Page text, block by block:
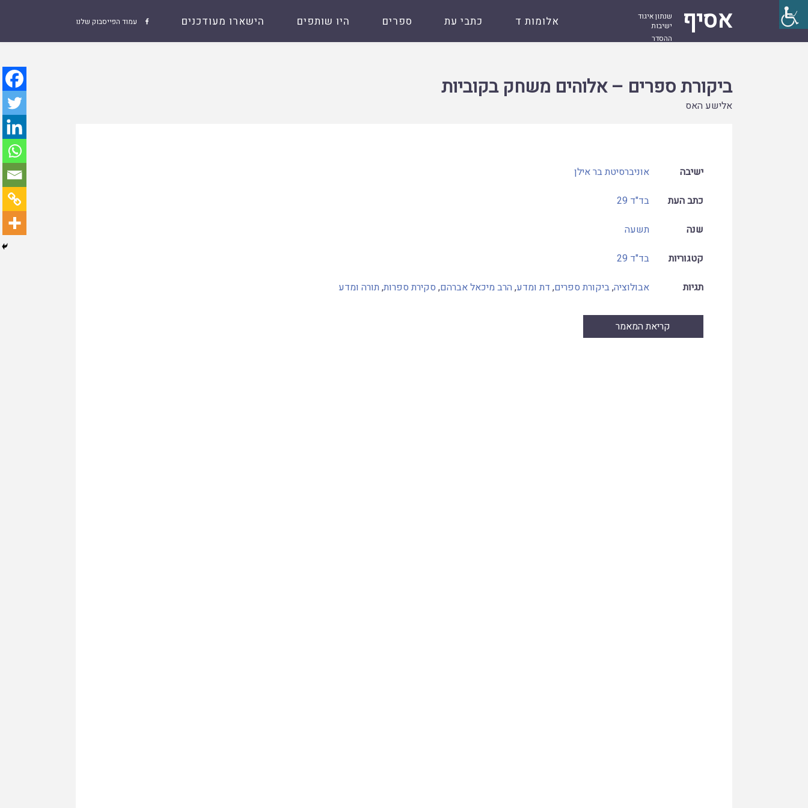
אסיף
שנתון איגוד
ישיבות
ההסדר
 עמוד הפייסבוק שלנו אלומות ד כתבי עת ספרים היו שותפים הישארו מעודכנים
ביקורת ספרים – אלוהים משחק בקוביות
אלישע האס
ישיבה
אוניברסיטת בר אילן
כתב העת
בד"ד 29
שנה
תשעה
קטגוריות
בד"ד 29
תגיות
אבולוציה,ביקורת ספרים, דת ומדע, הרב מיכאל אברהם, סקירת ספרות, תורה ומדע
קריאת המאמר